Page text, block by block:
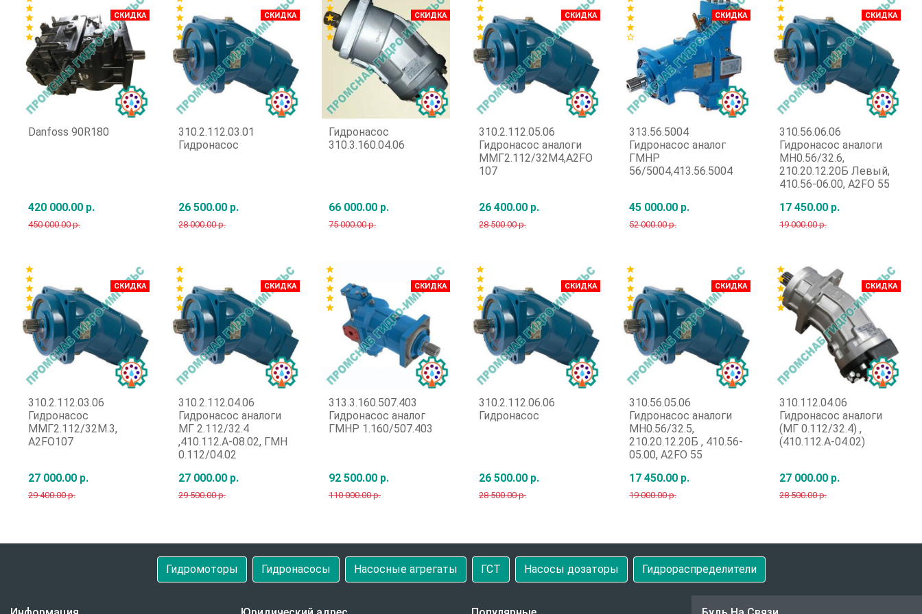
Danfoss 90R180
420 000.00 р.
450 000.00 р.
СКИДКА
star
star
star
star
310.2.112.03.06
Гидронасос
ММГ2.112/32М.3,
A2FO107
27 000.00 р.
29 400.00 р.
СКИДКА
star
star
star
star
star
310.2.112.03.01
Гидронасос
26 500.00 р.
28 000.00 р.
СКИДКА
star
star
star
star
310.2.112.04.06
Гидронасос аналоги
МГ 2.112/32.4
,410.112.А-08.02, ГМН
0.112/04.02
27 000.00 р.
29 500.00 р.
СКИДКА
star
star
star
star
star
Гидронасос
310.3.160.04.06
66 000.00 р.
75 000.00 р.
СКИДКА
star
star
star
star
313.3.160.507.403
Гидронасос аналог
ГМНР 1.160/507.403
92 500.00 р.
110 000.00 р.
СКИДКА
star
star
star
star
star
310.2.112.05.06
Гидронасос аналоги
ММГ2.112/32М4,A2FO
107
26 400.00 р.
28 500.00 р.
СКИДКА
star
star
star
star
310.2.112.06.06
Гидронасос
26 500.00 р.
28 500.00 р.
СКИДКА
star
star
star
star
star
313.56.5004
Гидронасос аналог
ГМНР
56/5004,413.56.5004
45 000.00 р.
52 000.00 р.
СКИДКА
star
star
star
star_border
310.56.05.06
Гидронасос аналоги
МН0.56/32.5,
210.20.12.20Б , 410.56-
05.00, A2FO 55
17 450.00 р.
19 000.00 р.
СКИДКА
star
star
star
star
star
310.56.06.06
Гидронасос аналоги
МН0.56/32.6,
210.20.12.20Б Левый,
410.56-06.00, A2FO 55
17 450.00 р.
19 000.00 р.
СКИДКА
star
star
star
star
310.112.04.06
Гидронасос аналоги
(МГ 0.112/32.4) ,
(410.112.А-04.02)
27 000.00 р.
28 500.00 р.
СКИДКА
star
star
star
star
star
Гидромоторы Гидронасосы Насосные агрегаты ГСТ Насосы дозаторы Гидрораспределители